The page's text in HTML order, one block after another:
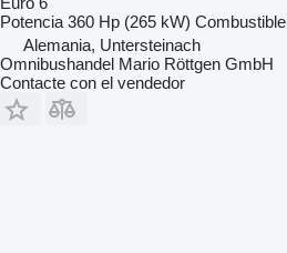
Potencia 360 Hp (265 kW) Combustible
Alemania, Untersteinach
Omnibushandel Mario Röttgen GmbH
Contacte con el vendedor